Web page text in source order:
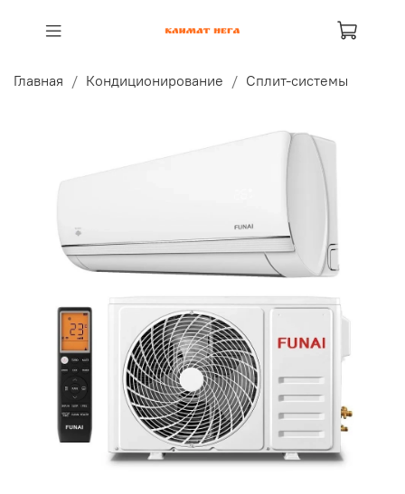
Главная Кондиционирование Сплит-системы